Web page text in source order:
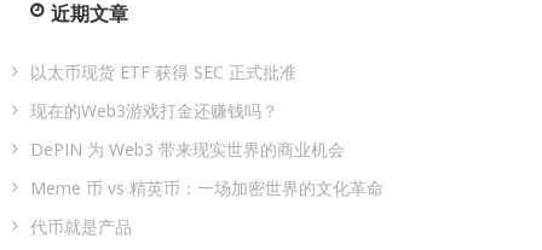
近期文章
以太币现货 ETF 获得 SEC 正式批准
现在的Web3游戏打金还赚钱吗？
DePIN 为 Web3 带来现实世界的商业机会
Meme 币 vs 精英币：一场加密世界的文化革命
代币就是产品